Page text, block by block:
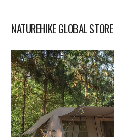
NATUREHIKE GLOBAL STORE